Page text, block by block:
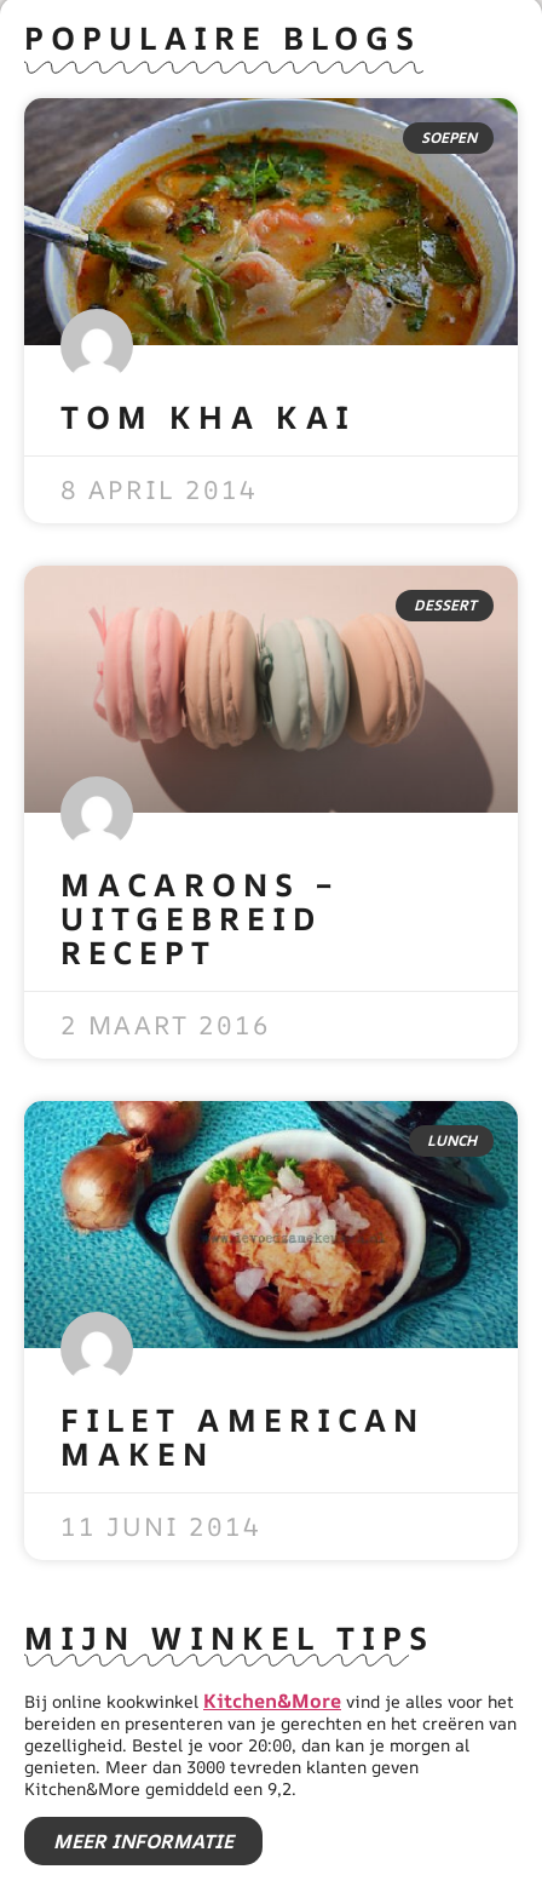
POPULAIRE BLOGS
SOEPEN
TOM KHA KAI
8 APRIL 2014
DESSERT
MACARONS –
UITGEBREID
RECEPT
2 MAART 2016
LUNCH
FILET AMERICAN
MAKEN
11 JUNI 2014
MIJN WINKEL TIPS
Bij online kookwinkel Kitchen&More vind je alles voor het
bereiden en presenteren van je gerechten en het creëren van
gezelligheid. Bestel je voor 20:00, dan kan je morgen al
genieten. Meer dan 3000 tevreden klanten geven
Kitchen&More gemiddeld een 9,2.
MEER INFORMATIE